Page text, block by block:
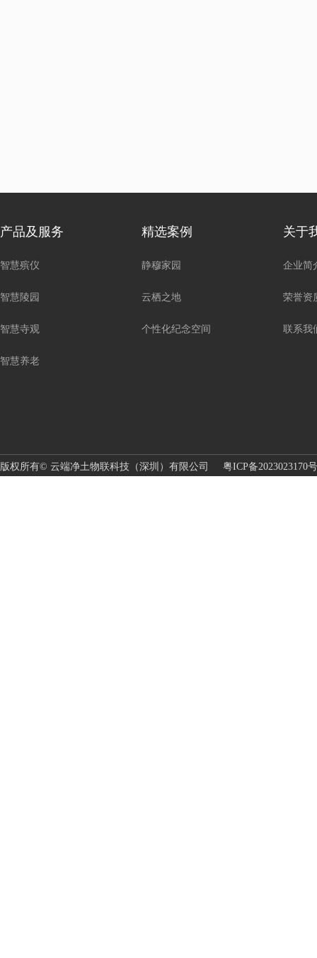
产品及服务
智慧殡仪
智慧陵园
智慧寺观
智慧养老
精选案例
静穆家园
云栖之地
个性化纪念空间
关于
企业简
荣誉资
联系我
版权所有© 云端净土物联科技（深圳）有限公司 粤ICP备2023023170号